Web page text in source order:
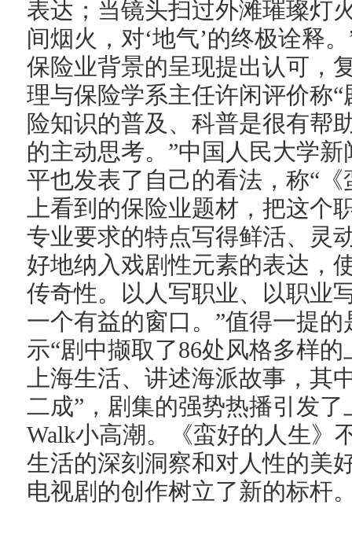
表达；当镜头扫过外滩璀璨灯
间烟火，对‘地气’的终极诠释
保险业背景的呈现提出认可，
理与保险学系主任许闲评价称
险知识的普及、科普是很有帮
的主动思考。”中国人民大学
平也发表了自己的看法，称“
上看到的保险业题材，把这个
专业要求的特点写得鲜活、灵
好地纳入戏剧性元素的表达，
传奇性。以人写职业、以职业
一个有益的窗口。”值得一提
示“剧中撷取了86处风格多样
上海生活、讲述海派故事，其
二成”，剧集的强势热播引发
Walk小高潮。《蛮好的人生》
生活的深刻洞察和对人性的美
电视剧的创作树立了新的标杆